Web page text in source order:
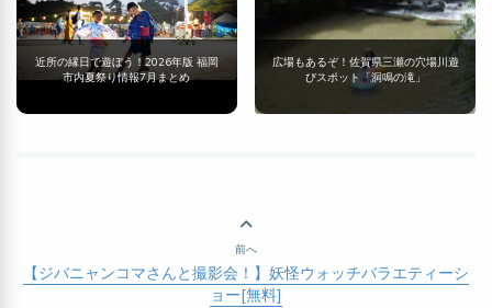
近所の縁日で遊ぼう！2026年版 福岡
市内夏祭り情報7月まとめ
広場もあるぞ！佐賀県三瀬の穴場川遊
びスポット「洞鳴の滝」
前へ
【ジバニャンコマさんと撮影会！】妖怪ウォッチバラエティーシ
ョー[無料]